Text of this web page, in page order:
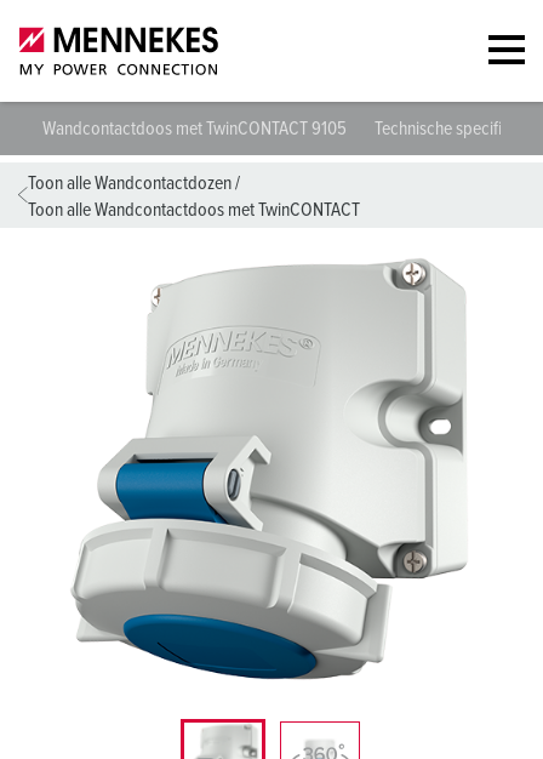
Wandcontactdoos met TwinCONTACT 9105 Technische specificaties
Toon alle Wandcontactdozen/
Toon alle Wandcontactdoos met TwinCONTACT